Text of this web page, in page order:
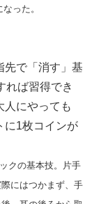
った。
先で「消す」基
れば習得でき
人にやっても
に1枚コインが
クの基本技。片手
にはつかまず、手